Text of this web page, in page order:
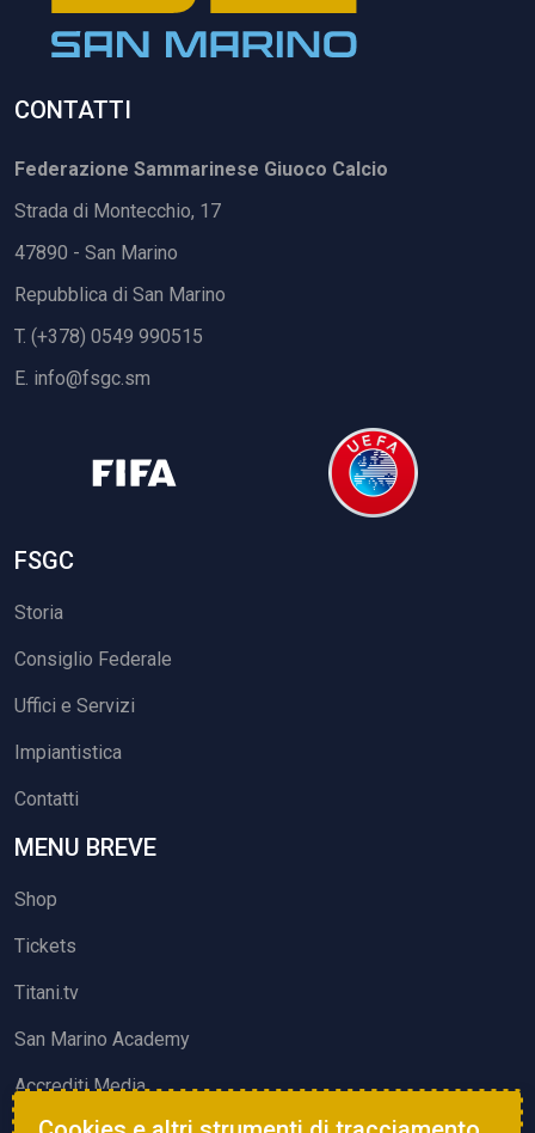
CONTATTI
Federazione Sammarinese Giuoco Calcio
Strada di Montecchio, 17
47890 - San Marino
Repubblica di San Marino
T. (+378) 0549 990515
E. info@fsgc.sm
FSGC
Storia
Consiglio Federale
Uffici e Servizi
Impiantistica
Contatti
MENU BREVE
Shop
Tickets
Titani.tv
San Marino Academy
Accrediti Media